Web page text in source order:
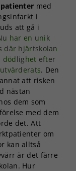
med
i
att gå i
har en unik
där hjärtskolan
efter
. Den
att risken
nästan
dem som
med dem
det. Att
om
kan alltså
är det färre
Hur